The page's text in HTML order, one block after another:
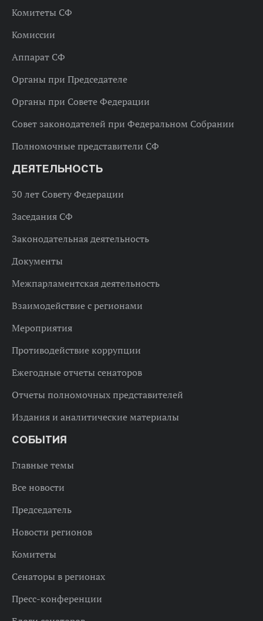
Комитеты СФ
Комиссии
Аппарат СФ
Органы при Председателе
Органы при Совете Федерации
Совет законодателей при Федеральном Собрании
Полномочные представители СФ
ДЕЯТЕЛЬНОСТЬ
30 лет Совету Федерации
Заседания СФ
Законодательная деятельность
Документы
Межпарламентская деятельность
Взаимодействие с регионами
Мероприятия
Противодействие коррупции
Ежегодные отчеты сенаторов
Отчеты полномочных представителей
Издания и аналитические материалы
СОБЫТИЯ
Главные темы
Все новости
Председатель
Новости регионов
Комитеты
Сенаторы в регионах
Пресс-конференции